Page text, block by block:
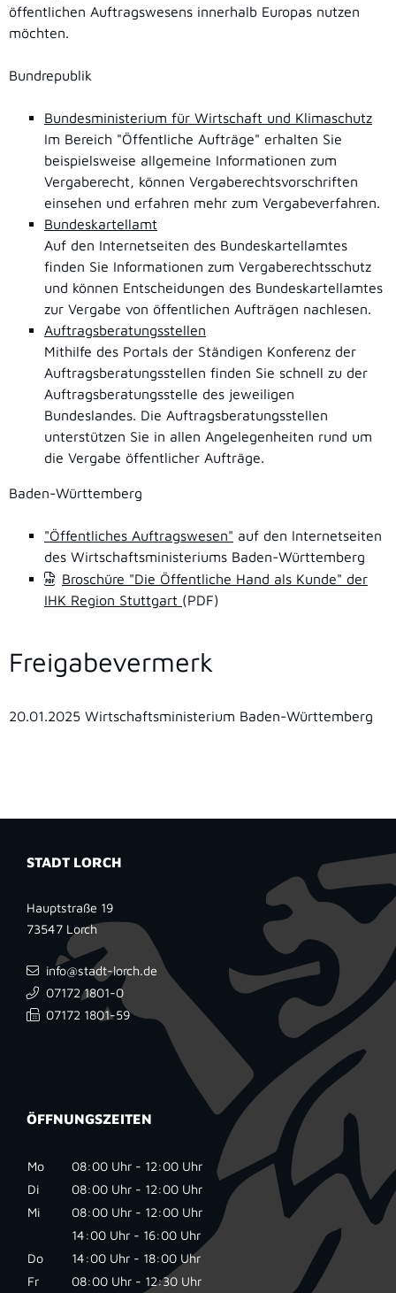
öffentlichen Auftragswesens innerhalb Europas nutzen
möchten.
Bundrepublik
Bundesministerium für Wirtschaft und Klimaschutz
Im Bereich "Öffentliche Aufträge" erhalten Sie
beispielsweise allgemeine Informationen zum
Vergaberecht, können Vergaberechtsvorschriften
einsehen und erfahren mehr zum Vergabeverfahren.
Bundeskartellamt
Auf den Internetseiten des Bundeskartellamtes
finden Sie Informationen zum Vergaberechtsschutz
und können Entscheidungen des Bundeskartellamtes
zur Vergabe von öffentlichen Aufträgen nachlesen.
Auftragsberatungsstellen
Mithilfe des Portals der Ständigen Konferenz der
Auftragsberatungsstellen finden Sie schnell zu der
Auftragsberatungsstelle des jeweiligen
Bundeslandes. Die Auftragsberatungsstellen
unterstützen Sie in allen Angelegenheiten rund um
die Vergabe öffentlicher Aufträge.
Baden-Württemberg
"Öffentliches Auftragswesen" auf den Internetseiten
des Wirtschaftsministeriums Baden-Württemberg
Broschüre "Die Öffentliche Hand als Kunde" der
IHK Region Stuttgart (PDF)
Freigabevermerk
20.01.2025 Wirtschaftsministerium Baden-Württemberg
STADT LORCH
Hauptstraße 19
73547 Lorch
info@stadt-lorch.de
07172 1801-0
07172 1801-59
ÖFFNUNGSZEITEN
Mo
08:00 Uhr - 12:00 Uhr
Di
08:00 Uhr - 12:00 Uhr
Mi
08:00 Uhr - 12:00 Uhr
14:00 Uhr - 16:00 Uhr
Do
14:00 Uhr - 18:00 Uhr
Fr
08:00 Uhr - 12:30 Uhr